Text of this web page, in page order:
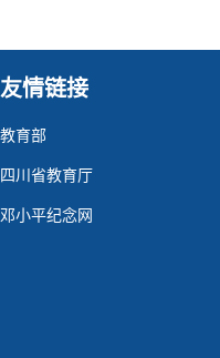
友情链接
教育部
四川省教育厅
邓小平纪念网